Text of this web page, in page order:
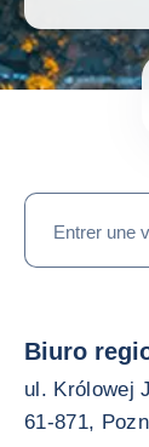
data.title
Entrer une
Biuro
ul. Królowej
61-871,